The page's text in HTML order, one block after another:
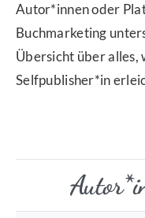
Autor*innen oder
Buchmarketing
Übersicht über alles,
Selfpublisher*in